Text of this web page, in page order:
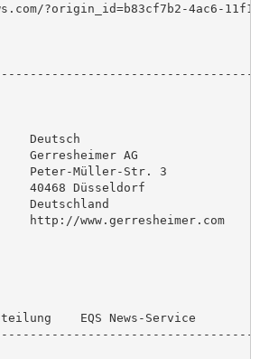
?origin_id=b83cf7b2-4ac6-11f1-
Deutsch
Gerresheimer AG
Peter-Müller-Str. 3
40468 Düsseldorf
Deutschland
http://www.gerresheimer.com
EQS News-Service